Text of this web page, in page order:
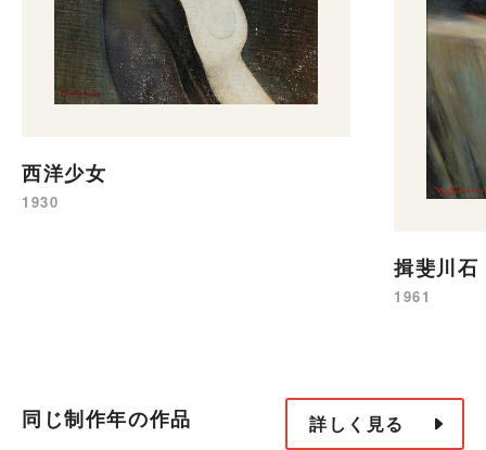
西洋少女
1930
揖斐川石
1961
同じ制作年の作品 詳しく見る